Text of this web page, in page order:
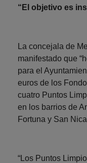
“El objetivo es
La concejala de
manifestado que
para el
euros de los
cuatro Puntos
en los barrios de
Fortuna y San
“Los Puntos